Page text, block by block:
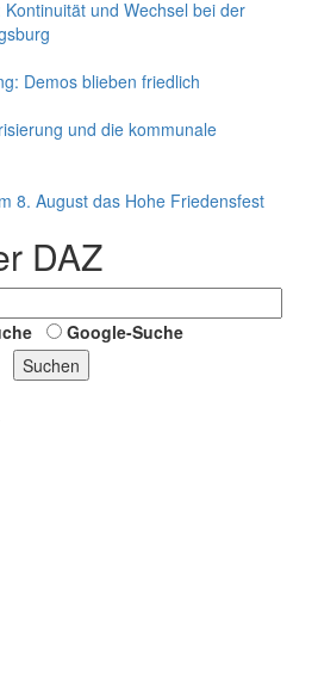
und Wechsel bei der
Demos blieben friedlich
und die kommunale
8. August das Hohe Friedensfest
DAZ
Google-Suche
Suchen